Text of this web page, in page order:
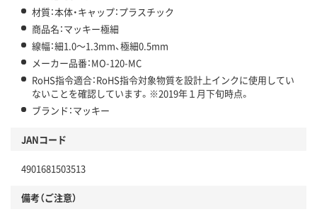
材質：本体・キャップ：プラスチック
商品名：マッキー極細
線幅：細1.0～1.3mm、極細0.5mm
メーカー品番：MO-120-MC
RoHS指令適合：RoHS指令対象物質を設計上インクに使用してい
ないことを確認しています。※2019年１月下旬時点。
ブランド：マッキー
JANコード
4901681503513
備考（ご注意）